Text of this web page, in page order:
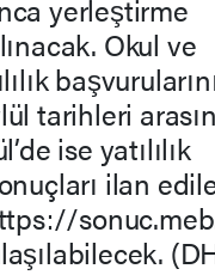
yerleştirme
Okul ve
tarihleri
ise yatılılık
ilan